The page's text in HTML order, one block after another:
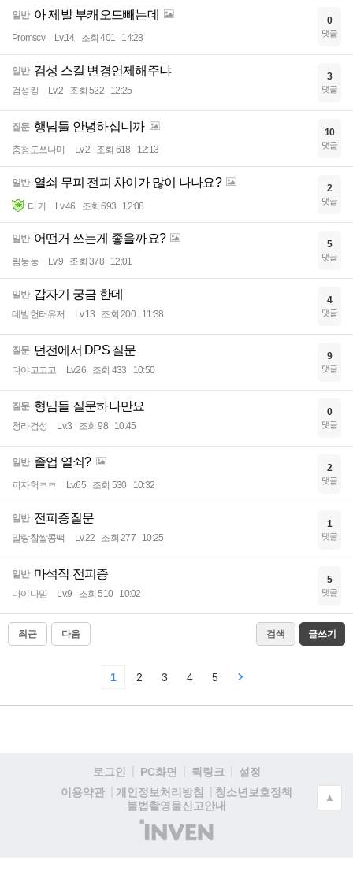
일반 아 제발 부캐오드빼는데
Promscv Lv.14 조회 401 14:28
0
댓글
일반 검성 스킬 변경언제해주냐
검성킹 Lv.2 조회 522 12:25
3
댓글
질문 행님들 안녕하십니까
충청도쓰나미 Lv.2 조회 618 12:13
10
댓글
일반 열쇠 무피 전피 차이가 많이 나나요?
티키 Lv.46 조회 693 12:08
2
댓글
일반 어떤거 쓰는게 좋을까요?
림둥둥 Lv.9 조회 378 12:01
5
댓글
일반 갑자기 궁금 한데
데빌헌터유저 Lv.13 조회 200 11:38
4
댓글
질문 던전에서 DPS 질문
다야고고고 Lv.26 조회 433 10:50
9
댓글
질문 형님들 질문하나만요
청라검성 Lv.3 조회 98 10:45
0
댓글
일반 졸업 열쇠?
피자헉ㅋㅋ Lv.65 조회 530 10:32
2
댓글
일반 전피증질문
말랑찹쌀콩떡 Lv.22 조회 277 10:25
1
댓글
일반 마석작 전피증
다이나믿 Lv.9 조회 510 10:02
5
댓글
최근 다음 검색 글쓰기
1 2 3 4 5
로그인 PC화면 퀵링크
설정
이용약관
개인정보처리방침
청소년보호정책
불법촬영물신고안내
(주)
인
▲